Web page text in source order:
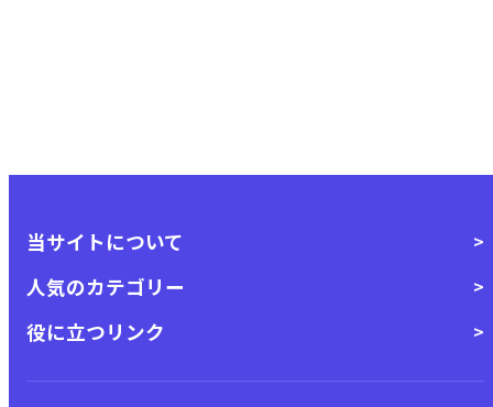
当サイトについて
人気のカテゴリー
役に立つリンク